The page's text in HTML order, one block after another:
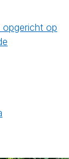
opgericht op